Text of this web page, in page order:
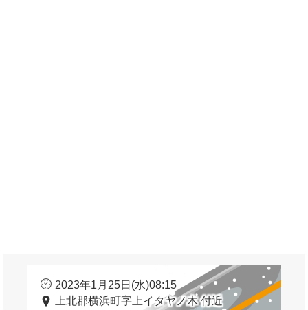
2023年1月25日(水)08:15
上北郡横浜町字上イタヤノ木 付近